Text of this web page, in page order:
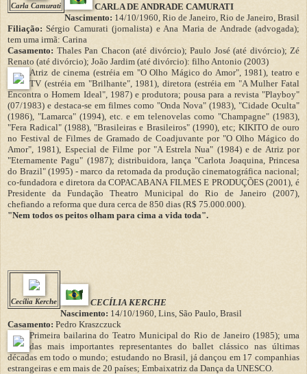
Carla Camurati
CARLA DE ANDRADE CAMURATI
Nascimento: 14/10/1960, Rio de Janeiro, Rio de Janeiro, Brasil
Filiação: Sérgio Camurati (jornalista) e Ana Maria de Andrade (advogada);
tem uma irmã: Carina
Casamento: Thales Pan Chacon (até divórcio); Paulo José (até divórcio); Zé
Renato (até divórcio); João Jardim (até divórcio): filho Antonio (2003)
Atriz de cinema (estréia em "O Olho Mágico do Amor", 1981), teatro e
TV (estréia em "Brilhante", 1981), diretora (estréia em "A Mulher Fatal
Encontra o Homem Ideal", 1987) e produtora; pousa para a revista "Playboy"
(07/1983) e destaca-se em filmes como "Onda Nova" (1983), "Cidade Oculta"
(1986), "Lamarca" (1994), etc. e em telenovelas como "Champagne" (1983),
"Fera Radical" (1988), "Brasileiras e Brasileiros" (1990), etc; KIKITO de ouro
no Festival de Filmes de Gramado de Coadjuvante por "O Olho Mágico do
Amor", 1981), Especial de Filme por "A Estrela Nua" (1984) e de Atriz por
"Eternamente Pagu" (1987); distribuidora, lança "Carlota Joaquina, Princesa
do Brazil" (1995) - marco da retomada da produção cinematográfica nacional;
co-fundadora e diretora da COPACABANA FILMES E PRODUÇÕES (2001), é
Presidente da Fundação Theatro Municipal do Rio de Janeiro (2007),
chefiando a reforma que dura cerca de 850 dias (R$ 75.000.000).
"Nem todos os peitos olham para cima a vida toda".
Cecília Kerche
CECÍLIA KERCHE
Nascimento: 14/10/1960, Lins, São Paulo, Brasil
Casamento: Pedro Kraszczuck
Primeira bailarina do Teatro Municipal do Rio de Janeiro (1985); uma
das mais importantes representantes do ballet clássico nas últimas
décadas em todo o mundo; estudando no Brasil, já dançou em 17 companhias
estrangeiras e em mais de 20 países; Embaixatriz da Dança da UNESCO.